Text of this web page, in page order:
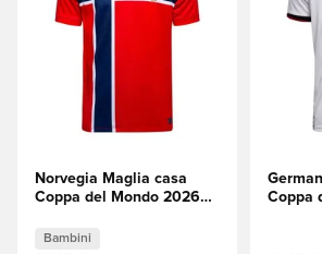
Norvegia Maglia casa
Coppa del Mondo 2026
Bambini
Coppa